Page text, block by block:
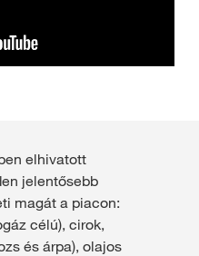
elhivatott
jelentősebb
magát a piacon:
célú), cirok,
és árpa), olajos